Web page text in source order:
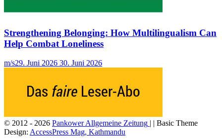
Strengthening Belonging: How Multilingualism Can
Help Combat Loneliness
m/s29. Juni 2026 30. Juni 2026
© 2012 - 2026 Pankower Allgemeine Zeitung | | Basic Theme
Design: AccessPress Mag, Kathmandu